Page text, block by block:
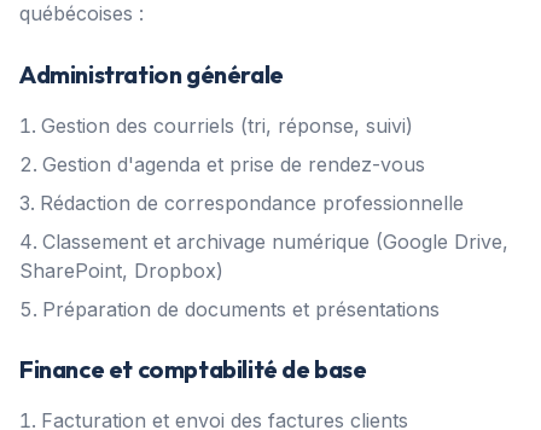
québécoises :
Administration générale
Gestion des courriels (tri, réponse, suivi)
Gestion d'agenda et prise de rendez-vous
Rédaction de correspondance professionnelle
Classement et archivage numérique (Google Drive,
SharePoint, Dropbox)
Préparation de documents et présentations
Finance et comptabilité de base
Facturation et envoi des factures clients